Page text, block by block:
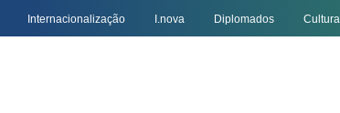
Internacionalização I.nova Diplomados Cultura